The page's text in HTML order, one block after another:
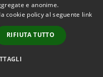
e anonime.
cookie policy al seguente link
RIFIUTA TUTTO